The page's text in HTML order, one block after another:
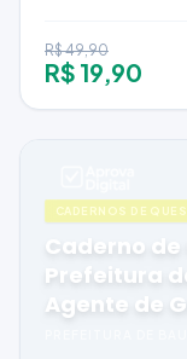
R$ 49,90
R$ 19,90
CADERNOS DE
Caderno
Prefeitura
Agente de